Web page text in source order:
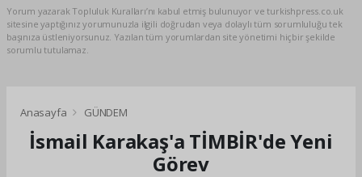
Yorum yazarak Topluluk Kuralları’nı kabul etmiş bulunuyor ve turkishpress.co.uk
sitesine yaptığınız yorumunuzla ilgili doğrudan veya dolaylı tüm sorumluluğu tek
başınıza üstleniyorsunuz. Yazılan tüm yorumlardan site yönetimi hiçbir şekilde
sorumlu tutulamaz.
Anasayfa GÜNDEM
İsmail Karakaş'a TİMBİR'de Yeni
Görev